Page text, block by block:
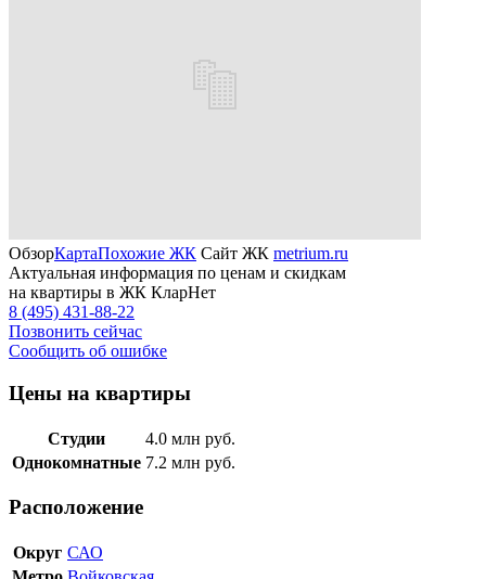
ОбзорКартаПохожие ЖК Сайт ЖК metrium.ru
Актуальная информация по ценам и скидкам
на квартиры в ЖК КларНет
8 (495) 431-88-22
Позвонить сейчас
Сообщить об ошибке
Цены на квартиры
Студии 4.0 млн руб.
Однокомнатные 7.2 млн руб.
Расположение
Округ САО